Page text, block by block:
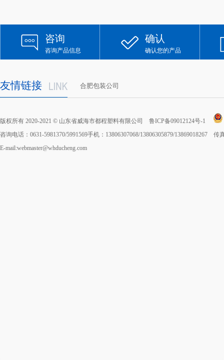
咨询
咨询产品信息
确认
确认您的产品
友情链接 合肥包装公司
版权所有 2020-2021 © 山东省威海市都程塑料有限公司 鲁ICP备09012124号-1
咨询电话：0631-5981370/5991569手机：13806307068/13806305879/13869018267
E-mail:webmaster@whducheng.com